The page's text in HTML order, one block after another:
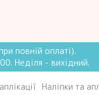
повній оплаті).
Неділя - вихідний.
Наліпки та